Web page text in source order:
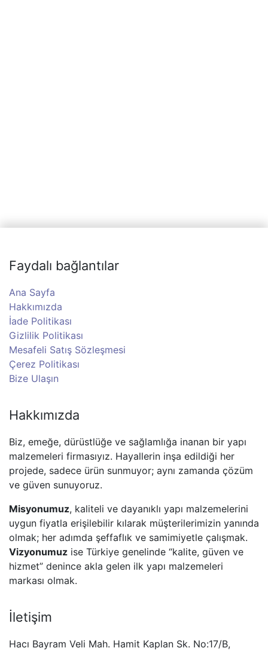
Faydalı bağlantılar
Ana Sayfa
Hakkımızda
İade Politikası
Gizlilik Politikası
Mesafeli Satış Sözleşmesi
Çerez Politikası
Bize Ulaşın
Hakkımızda
Biz, emeğe, dürüstlüğe ve sağlamlığa inanan bir yapı
malzemeleri firmasıyız. Hayallerin inşa edildiği her
projede, sadece ürün sunmuyor; aynı zamanda çözüm
ve güven sunuyoruz.
Misyonumuz, kaliteli ve dayanıklı yapı malzemelerini
uygun fiyatla erişilebilir kılarak müşterilerimizin yanında
olmak; her adımda şeffaflık ve samimiyetle çalışmak.
Vizyonumuz ise Türkiye genelinde “kalite, güven ve
hizmet” denince akla gelen ilk yapı malzemeleri
markası olmak.
İletişim
Hacı Bayram Veli Mah. Hamit Kaplan Sk. No:17/B,